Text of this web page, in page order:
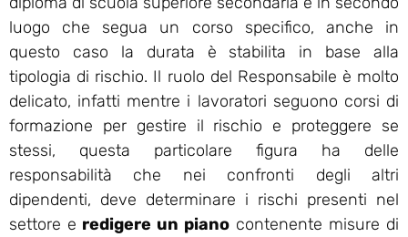
luogo che segua un corso specifico, anche in
questo caso la durata è stabilita in base alla
tipologia di rischio. Il ruolo del Responsabile è molto
delicato, infatti mentre i lavoratori seguono corsi di
formazione per gestire il rischio e proteggere se
stessi, questa particolare figura ha delle
responsabilità che nei confronti degli altri
dipendenti, deve determinare i rischi presenti nel
settore e redigere un piano contenente misure di